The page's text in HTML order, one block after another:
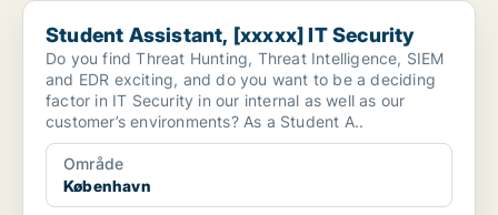
Student Assistant, [xxxxx] IT Security
Student Assistant, [xxxxx] IT Security
Do you find Threat Hunting, Threat Intelligence, SIEM
and EDR exciting, and do you want to be a deciding
factor in IT Security in our internal as well as our
customer’s environments? As a Student A..
Område
København